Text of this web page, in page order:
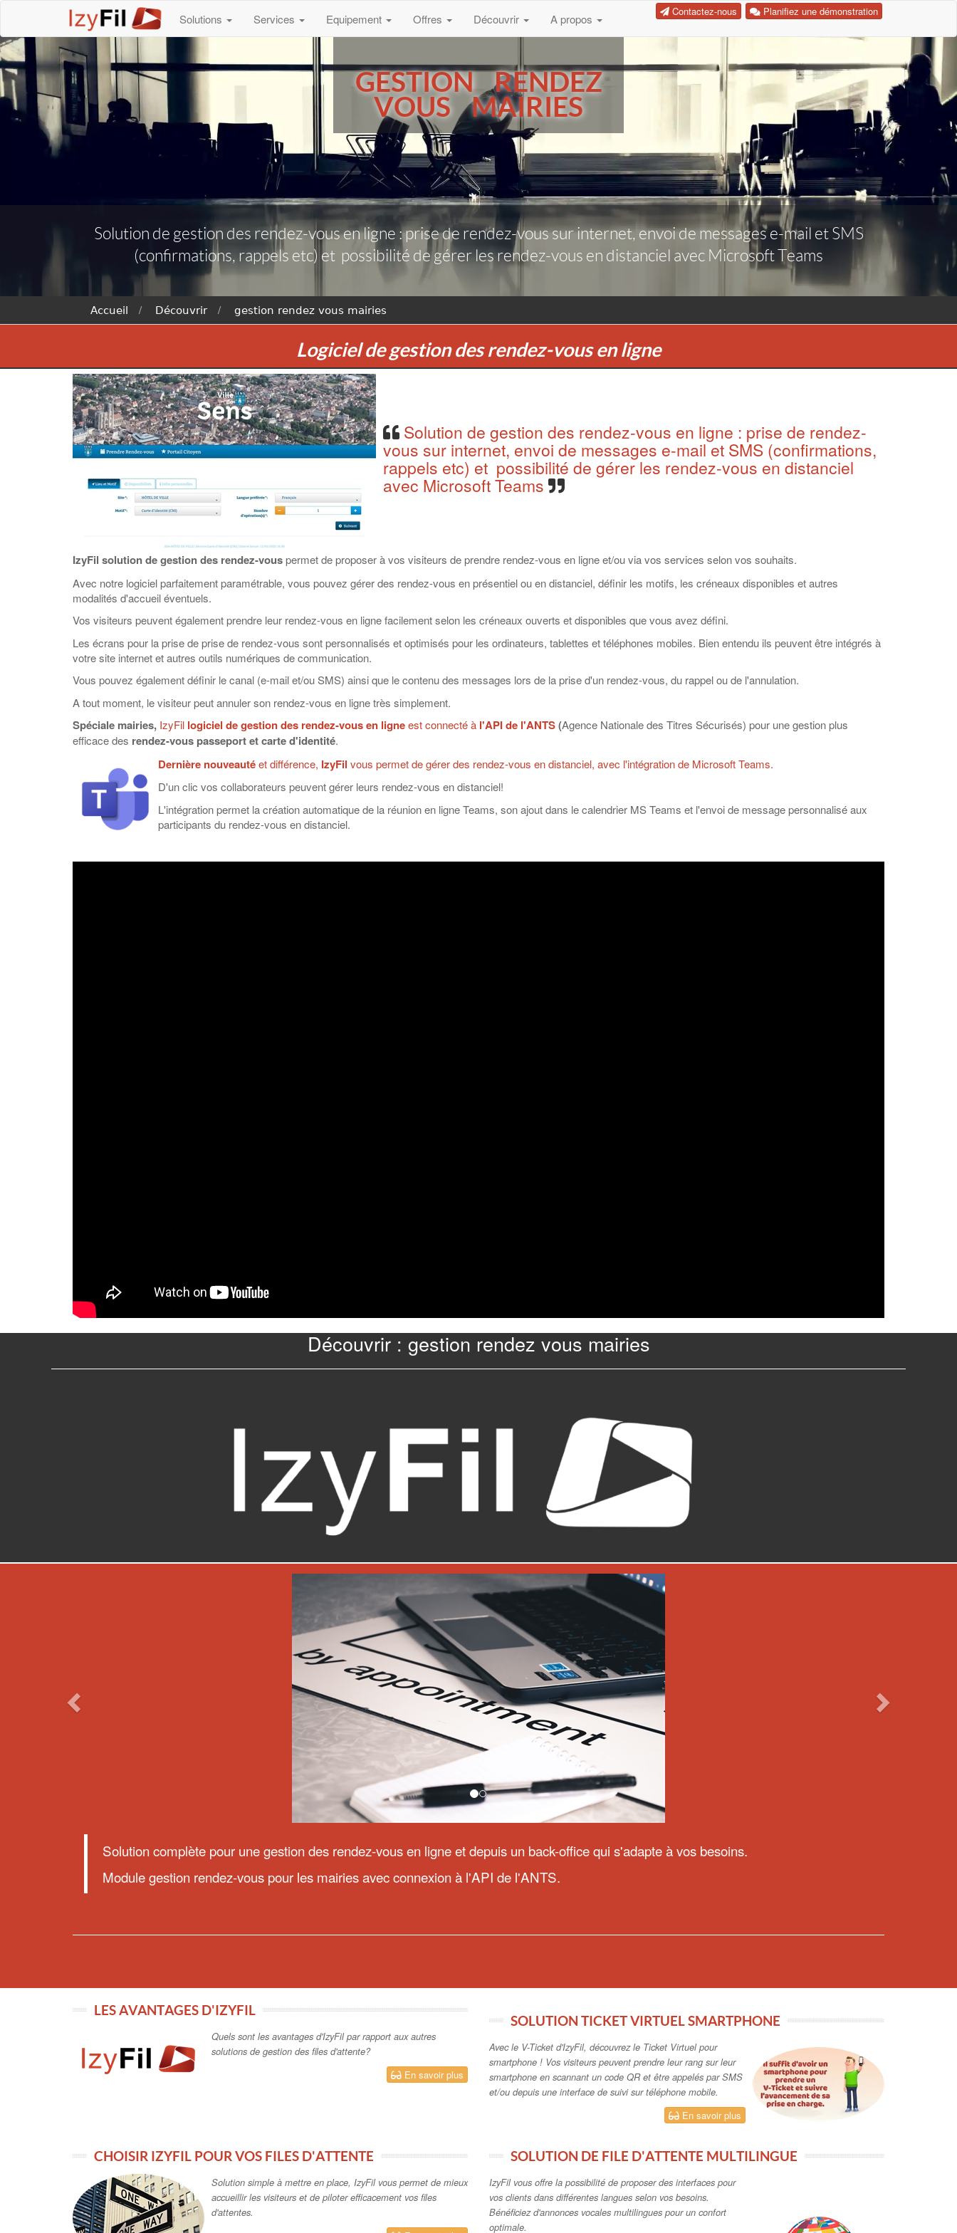
Planifiez une démonstration
Contactez-nous
Solutions Services Equipement Offres Découvrir A propos
GESTION RENDEZ
VOUS MAIRIES
Solution de gestion des rendez-vous en ligne : prise de rendez-vous sur internet, envoi de messages e-mail et SMS
(confirmations, rappels etc) et possibilité de gérer les rendez-vous en distanciel avec Microsoft Teams
Accueil Découvrir gestion rendez vous mairies
Logiciel de gestion des rendez-vous en ligne
Solution de gestion des rendez-vous en ligne : prise de rendez-
vous sur internet, envoi de messages e-mail et SMS (confirmations,
rappels etc) et possibilité de gérer les rendez-vous en distanciel
avec Microsoft Teams
IzyFil solution de gestion des rendez-vouspermet de proposer à vos visiteurs de prendre rendez-vous en ligne et/ou via vos services selon vos souhaits.
Avec notre logiciel parfaitement paramétrable, vous pouvez gérer des rendez-vous en présentiel ou en distanciel, définir les motifs, les créneaux disponibles et autres
modalités d'accueil éventuels.
Vos visiteurs peuvent également prendre leur rendez-vous en ligne facilement selon les créneaux ouverts et disponibles que vous avez défini.
Les écrans pour la prise de prise de rendez-vous sont personnalisés et optimisés pour les ordinateurs, tablettes et téléphones mobiles. Bien entendu ils peuvent être intégrés à
votre site internet et autres outils numériques de communication.
Vous pouvez également définir le canal (e-mail et/ou SMS) ainsi que le contenu des messages lors de la prise d'un rendez-vous, du rappel ou de l'annulation.
A tout moment, le visiteur peut annuler son rendez-vous en ligne très simplement.
Spéciale mairies, IzyFil logiciel de gestion des rendez-vous en ligneest connecté à l'API de l'ANTS(Agence Nationale des Titres Sécurisés) pour une gestion plus
efficace des rendez-vous passeport et carte d'identité.
Dernière nouveautéet différence, IzyFil vous permet de gérer des rendez-vous en distanciel, avec l'intégration de Microsoft Teams.
D'un clic vos collaborateurs peuvent gérer leurs rendez-vous en distanciel!
L'intégration permet la création automatique de la réunion en ligne Teams, son ajout dans le calendrier MS Teams et l'envoi de message personnalisé aux
participants du rendez-vous en distanciel.
Découvrir : gestion rendez vous mairies
Solution complète pour une gestion des rendez-vous en ligne et depuis un back-office qui s'adapte à vos besoins.
Module gestion rendez-vous pour les mairies avec connexion à l'API de l'ANTS.
Quels sont les avantages d'IzyFil par rapport aux autres
solutions de gestion des files d'attente?
En savoir plus
SOLUTION TICKET VIRTUEL SMARTPHONE
Avec le V-Ticket d'IzyFil, découvrez le Ticket Virtuel pour
smartphone ! Vos visiteurs peuvent prendre leur rang sur leur
Solution simple à mettre en place, IzyFil vous permet de mieux
En savoir plus
IzyFil vous offre la possibilité de proposer des interfaces pour
gestion de l'accueil et des files d'attente virtuelles
En savoir plus
IZYFIL CLOUD OU ON PREMISE
solution de gestion de file d'attente et de l'accueil?
En savoir plus